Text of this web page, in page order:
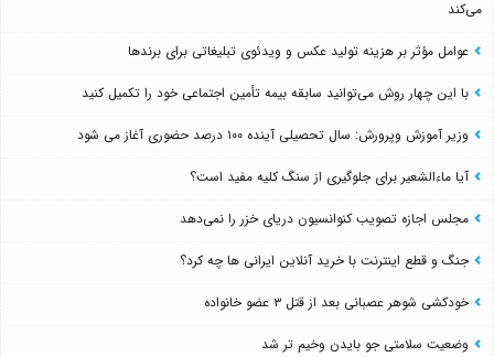
می‌کند
عوامل مؤثر بر هزینه تولید عکس و ویدئوی تبلیغاتی برای برندها
با این چهار روش می‌توانید سابقه بیمه تأمین اجتماعی خود را تکمیل کنید
وزیر آموزش وپرورش: سال تحصیلی آینده ۱۰۰ درصد حضوری آغاز می شود
آیا ماءالشعیر برای جلوگیری از سنگ کلیه مفید است؟
مجلس اجازه تصویب کنوانسیون دریای خزر را نمی‌دهد
جنگ و قطع اینترنت با خرید آنلاین ایرانی ها چه کرد؟
خودکشی شوهر عصبانی بعد از قتل ۳ عضو خانواده
وضعیت سلامتی جو بایدن وخیم تر شد